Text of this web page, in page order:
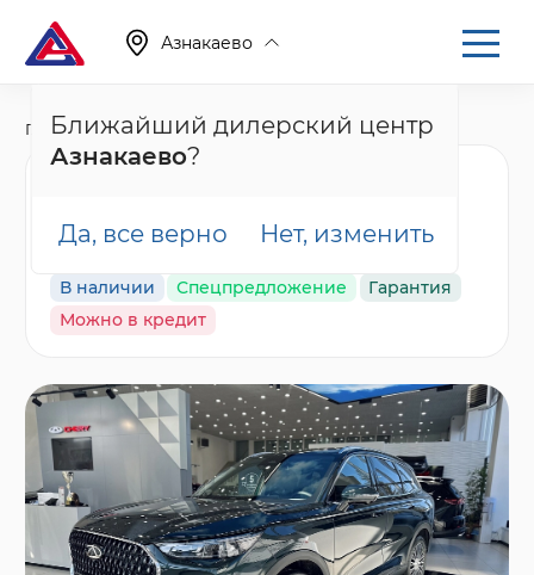
Азнакаево
Ближайший дилерский центр
Азнакаево?
Да, все верно Нет, изменить
Главная Каталог Новые автомобили Tiggo 9, I
Ultra, зеленый
В наличии Спецпредложение
Гарантия
Можно в кредит